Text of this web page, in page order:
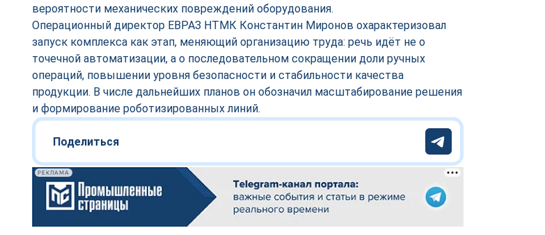
вероятности механических повреждений оборудования.
Операционный директор ЕВРАЗ НТМК Константин Миронов охарактеризовал
запуск комплекса как этап, меняющий организацию труда: речь идёт не о
точечной автоматизации, а о последовательном сокращении доли ручных
операций, повышении уровня безопасности и стабильности качества
продукции. В числе дальнейших планов он обозначил масштабирование решения
и формирование роботизированных линий.
Поделиться
РЕКЛАМА